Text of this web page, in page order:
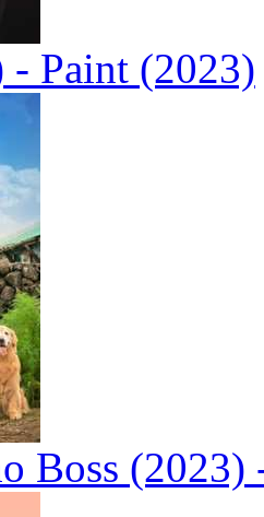
- Paint (2023)
Boss